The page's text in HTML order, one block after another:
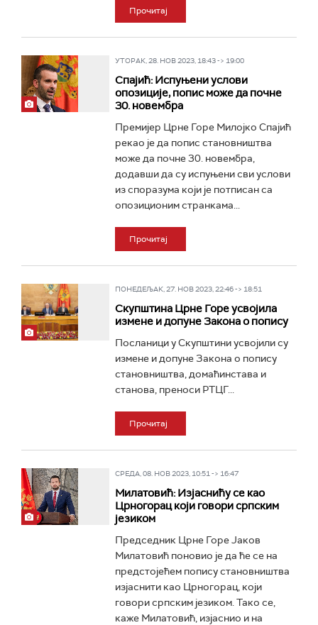
Прочитај
УТОРАК, 28. НОВ 2023, 18:43 -> 19:00
Спајић: Испуњени услови
опозиције, попис може да почне
30. новембра
Премијер Црне Горе Милојко Спајић
рекао је да попис становништва
може да почне 30. новембра,
додавши да су испуњени сви услови
из споразума који је потписан са
опозиционим странкама...
Прочитај
ПОНЕДЕЉАК, 27. НОВ 2023, 22:46 -> 18:51
Скупштина Црне Горе усвојила
измене и допуне Закона о попису
Посланици у Скупштини усвојили су
измене и допуне Закона о попису
становништва, домаћинстава и
станова, преноси РТЦГ...
Прочитај
СРЕДА, 08. НОВ 2023, 10:51 -> 16:47
Милатовић: Изјаснићу се као
Црногорац који говори српским
језиком
Председник Црне Горе Јаков
Милатовић поновио је да ће се на
предстојећем попису становништва
изјаснити као Црногорац, који
говори српским језиком. Тако се,
каже Милатовић, изјаснио и на